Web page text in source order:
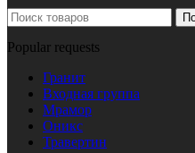
Popular requests
Гранит
Входная группа
Мрамор
Оникс
Травертин